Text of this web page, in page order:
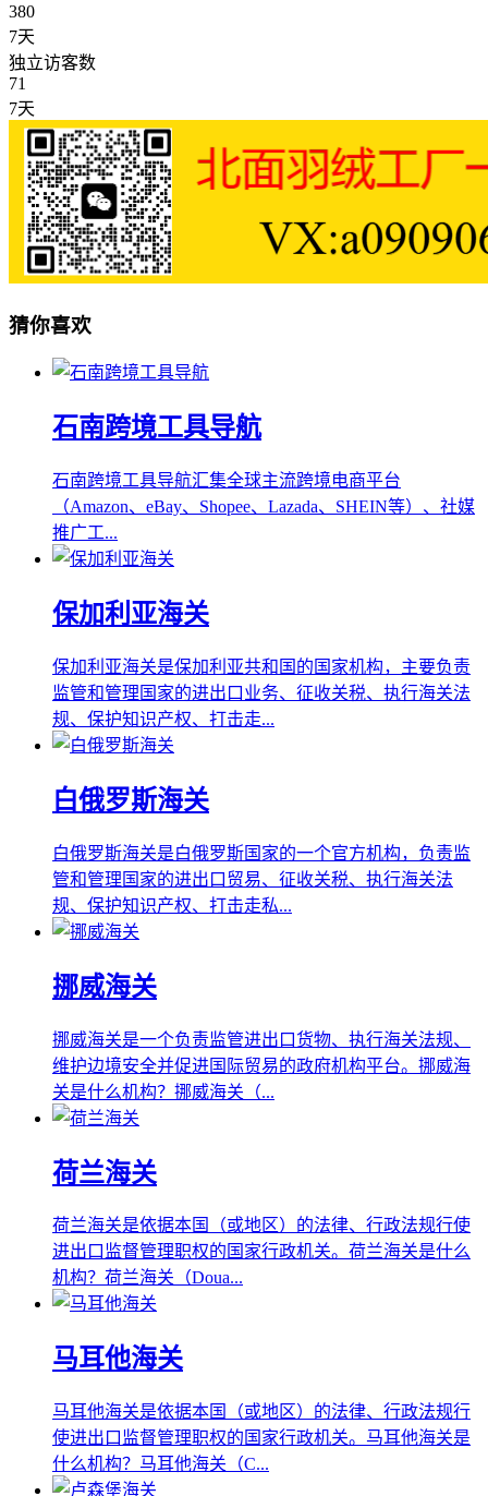
380
7天
独立访客数
71
7天
猜你喜欢
石南跨境工具导航
石南跨境工具导航汇集全球主流跨境电商平台
（Amazon、eBay、Shopee、Lazada、SHEIN等）、社媒
推广工...
保加利亚海关
保加利亚海关是保加利亚共和国的国家机构，主要负责
监管和管理国家的进出口业务、征收关税、执行海关法
规、保护知识产权、打击走...
白俄罗斯海关
白俄罗斯海关是白俄罗斯国家的一个官方机构，负责监
管和管理国家的进出口贸易、征收关税、执行海关法
规、保护知识产权、打击走私...
挪威海关
挪威海关是一个负责监管进出口货物、执行海关法规、
维护边境安全并促进国际贸易的政府机构平台。挪威海
关是什么机构？挪威海关（...
荷兰海关
荷兰海关是依据本国（或地区）的法律、行政法规行使
进出口监督管理职权的国家行政机关。荷兰海关是什么
机构？荷兰海关（Doua...
马耳他海关
马耳他海关是依据本国（或地区）的法律、行政法规行
使进出口监督管理职权的国家行政机关。马耳他海关是
什么机构？马耳他海关（C...